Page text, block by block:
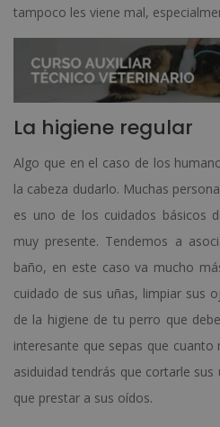
tampoco les viene mal,
La higiene regular
Algo que en el caso de los
la cabeza dudarlo. Muchas
es uno de los cuidados básicos
muy presente. Tendemos a
baño, en este caso va mucho
cuidado de sus uñas, limpiar sus
de la higiene de tu perro que
interesante que sepas que
asiduidad tendrás que cortarle
que prestar a sus oídos.